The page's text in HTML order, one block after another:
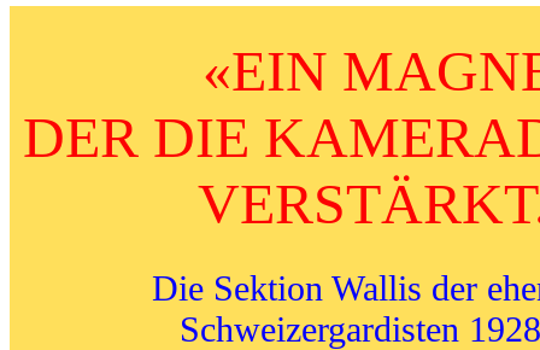
«EIN
DER DIE
Die Sektion Wallis der
Schweizergardisten